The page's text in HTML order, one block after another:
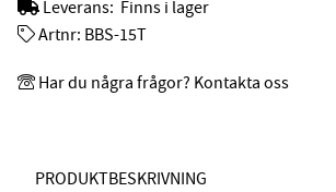
PRODUKTBESKRIVNING
Leverans: Finns i lager
Artnr: BBS-15T
Har du några frågor? Kontakta oss